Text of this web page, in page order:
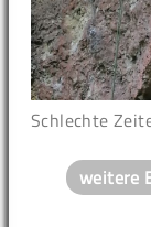
Schlechte
weitere